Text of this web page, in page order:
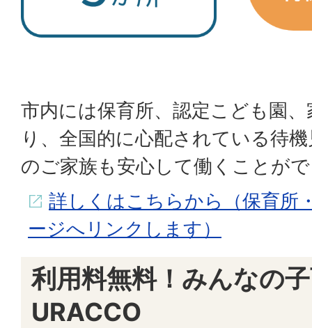
市内には保育所、認定こども園
り、全国的に心配されている待
のご家族も安心して働くことが
詳しくはこちらから（保育所
ージへリンクします）
利用料無料！みんなの
URACCO